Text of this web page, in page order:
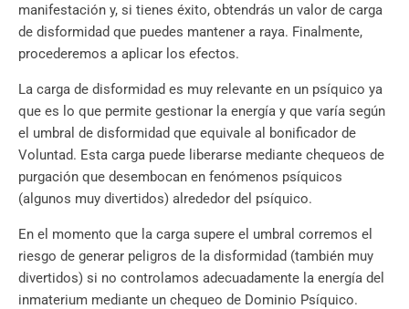
manifestación y, si tienes éxito, obtendrás un valor de carga
de disformidad que puedes mantener a raya. Finalmente,
procederemos a aplicar los efectos.
La carga de disformidad es muy relevante en un psíquico ya
que es lo que permite gestionar la energía y que varía según
el umbral de disformidad que equivale al bonificador de
Voluntad. Esta carga puede liberarse mediante chequeos de
purgación que desembocan en fenómenos psíquicos
(algunos muy divertidos) alrededor del psíquico.
En el momento que la carga supere el umbral corremos el
riesgo de generar peligros de la disformidad (también muy
divertidos) si no controlamos adecuadamente la energía del
inmaterium mediante un chequeo de Dominio Psíquico.